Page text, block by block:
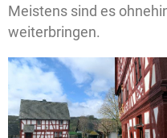
Meistens sind es
weiterbringen.